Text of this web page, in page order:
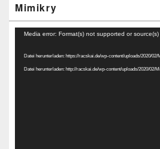
Mimikry
Video-
Media error: Format(s) not supported or
Datei herunterladen: https://racskai.de/wp-content/uploads/2020/
Datei herunterladen: http://racskai.de/wp-content/uploads/2020/02/